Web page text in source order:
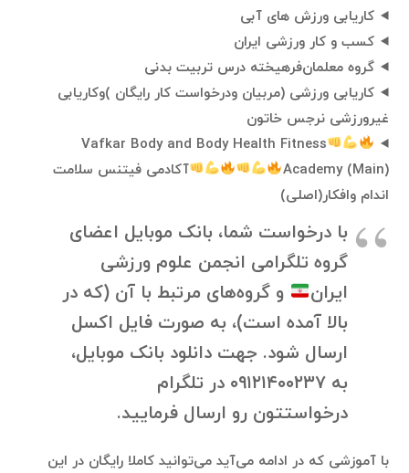
کاریابی ورزش های آبی
کسب و کار ورزشی ایران
گروه معلمان‌فرهیخته درس تربیت بدنی
کاریابی ورزشی (مربیان ودرخواست کار رایگان )وکاریابی
غیرورزشی نرجس خاتون
Vafkar Body and Body Health Fitness
Academy (Main)
آکادمی فیتنس سلامت
اندام وافکار(اصلی)
با درخواست شما، بانک موبایل اعضای
گروه تلگرامی انجمن علوم ورزشی
ایران
و گروه‌های مرتبط با آن (که در
بالا آمده است)، به صورت فایل اکسل
ارسال شود. جهت دانلود بانک موبایل،
به ۰۹۱۲۱۴۰۰۲۳۷ در تلگرام
درخواستتون رو ارسال فرمایید.
با آموزشی که در ادامه می‌آید می‌توانید کاملا رایگان در این